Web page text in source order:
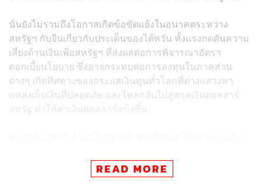
นั่นยังไม่รวมถึงโอกาสเกิดข้อขัดแย้งในอนาคตระหว่าง
สหรัฐฯ กับจีนเกี่ยวกับประเด็นของไต้หวัน ทั้งแรงกดดันความ
เสี่ยงด้านเงินเฟ้อสหรัฐฯ ที่ส่งผลต่อการพิจารณาอัตรา
ดอกเบี้ยนโยบาย ซึ่งอาจกระทบต่อการลงทุนในภาคส่วน
ต่างๆ เกิดทิศทางของกระแสเงินทุนทั่วโลกที่ต่างแสวงหา
แหล่งเก็บเงินที่ปลอดภัย และไหลกลับไปสู่สกุลเงินดอลลาร์
สหรัฐ ทำให้ค่าเงินดอลลาร์แข็งขึ้น
เป็นส่วนสำคัญต่อการตัดสินใจต่อการพิจารณาก่อนเข้าลงทุน
ซึ่งนั่นไม่เพียงแต่ปกป้องให้พอร์ตลงทุนปลอดภัย แต่ยังอาจ
READ MORE